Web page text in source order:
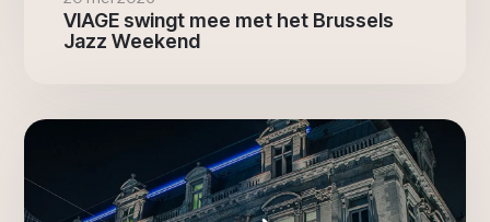
VIAGE swingt mee met het Brussels
Jazz Weekend